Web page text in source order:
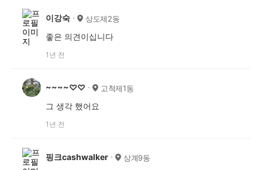
이강숙 상도제2동
좋은 의견이십니다
1년 전
~~~~♡♡ 고척제1동
그 생각 했어요
1년 전
핑크cashwalker 상계9동